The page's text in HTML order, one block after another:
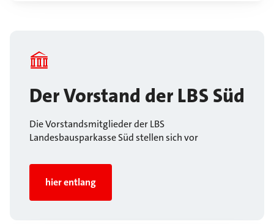
Der Vorstand der LBS Süd
Die Vorstandsmitglieder der LBS
Landesbausparkasse Süd stellen sich vor
hier entlang